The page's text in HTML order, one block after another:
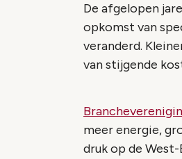
De afgelopen
opkomst van
veranderd.
van stijgende
meer energie,
druk op de